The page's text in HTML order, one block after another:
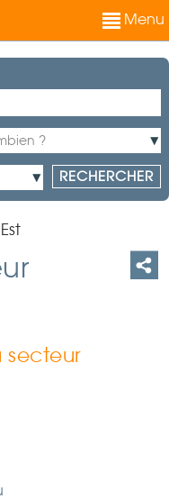
Menu
secteur